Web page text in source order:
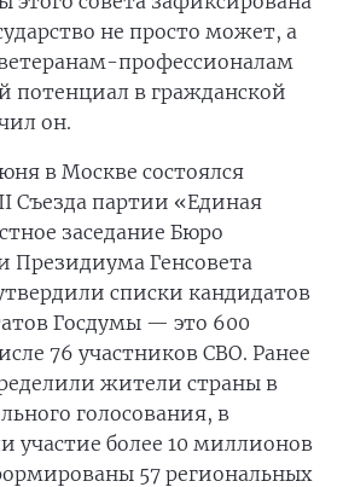
не просто может, а
профессионалам
потенциал в гражданской
он.
в Москве состоялся
Съезда партии «Единая
заседание Бюро
Президиума Генсовета
списки кандидатов
Госдумы — это 600
76 участников СВО. Ранее
жители страны в
голосования, в
участие более 10 миллионов
57 региональных